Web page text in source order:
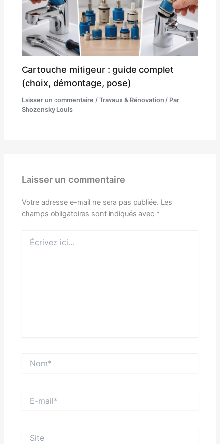
Cartouche mitigeur : guide complet
(choix, démontage, pose)
Laisser un commentaire /Travaux & Rénovation / Par
Shozensky Louis
Laisser un commentaire
Votre adresse e-mail ne sera pas publiée. Les
champs obligatoires sont indiqués avec *
ici…
mail*